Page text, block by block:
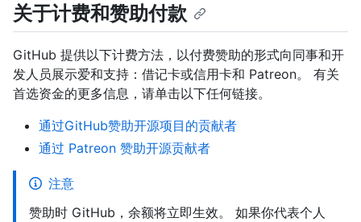
关于计费和赞助付款
GitHub 提供以下计费方法，以付费赞助的形式向同事和开
发人员展示爱和支持：借记卡或信用卡和 Patreon。 有关
首选资金的更多信息，请单击以下任何链接。
通过GitHub赞助开源项目的贡献者
通过 Patreon 赞助开源贡献者
注意
赞助时 GitHub，余额将立即生效。 如果你代表个人